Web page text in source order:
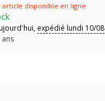
article disponible en ligne
expédié lundi 10/08
ans